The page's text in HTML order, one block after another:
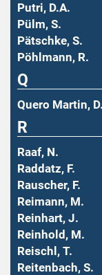
Putri, D.A.
Pülm, S.
Pätschke, S.
Pöhlmann, R.
Q
Quero Martin, D.
R
Raaf, N.
Raddatz, F.
Rauscher, F.
Reimann, M.
Reinhart, J.
Reinhold, M.
Reischl, T.
Reitenbach, S.